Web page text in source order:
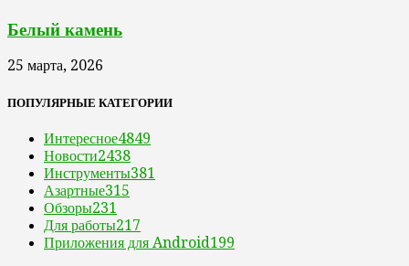
Белый камень
25 марта, 2026
ПОПУЛЯРНЫЕ КАТЕГОРИИ
Интересное4849
Новости2438
Инструменты381
Азартные315
Обзоры231
Для работы217
Приложения для Android199